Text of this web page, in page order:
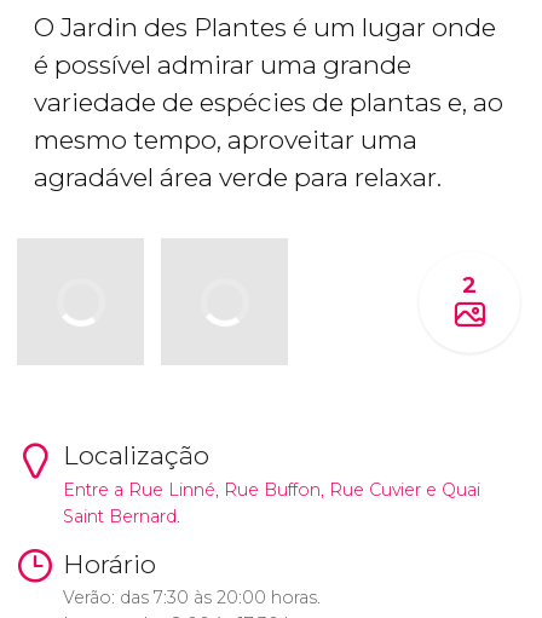
O Jardin des Plantes é um lugar onde
é possível admirar uma grande
variedade de espécies de plantas e, ao
mesmo tempo, aproveitar uma
agradável área verde para relaxar.
2
Localização
Entre a Rue Linné, Rue Buffon, Rue Cuvier e Quai
Saint Bernard.
Horário
Verão: das 7:30 às 20:00 horas.